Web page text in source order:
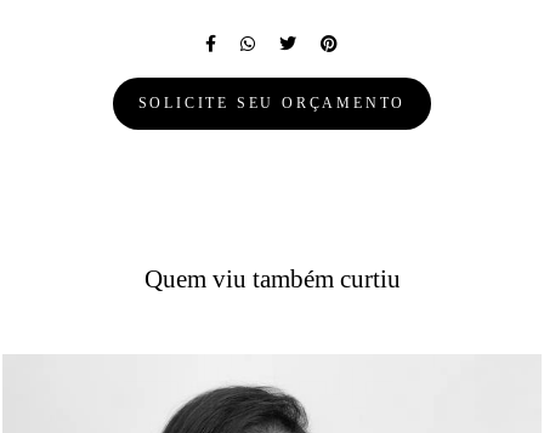
SOLICITE SEU ORÇAMENTO
Quem viu também curtiu